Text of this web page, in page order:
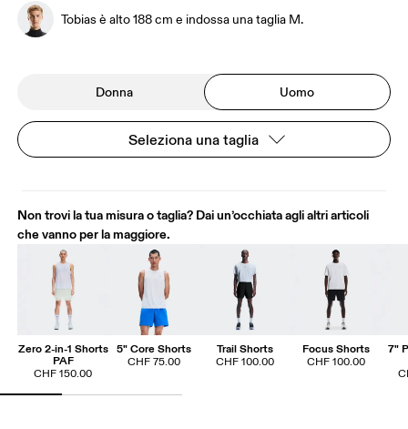
Tobias è alto 188 cm e indossa una taglia M.
Donna Uomo
Seleziona una taglia
Non trovi la tua misura o taglia? Dai un’occhiata agli altri articoli
che vanno per la maggiore.
Zero 2-in-1 Shorts
PAF
CHF 150.00
5" Core Shorts
CHF 75.00
Trail Shorts
CHF 100.00
Focus Shorts
CHF 100.00
7"